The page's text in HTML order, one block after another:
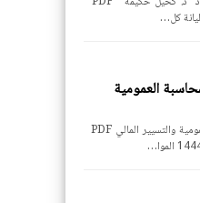
كل…
المحاسبة العمومية